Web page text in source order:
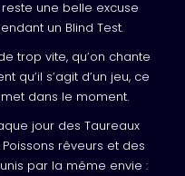
reste une belle excuse
un Blind Test.
trop vite, qu’on chante
qu’il s’agit d’un jeu, ce
met dans le moment.
jour des Taureaux
rêveurs et des
par la même envie :